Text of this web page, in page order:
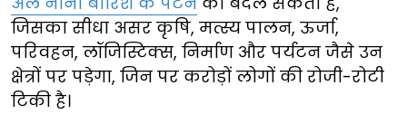
जिसका सीधा असर कृषि, मत्स्य पालन, ऊर्जा,
परिवहन, लॉजिस्टिक्स, निर्माण और पर्यटन जैसे उन
क्षेत्रों पर पड़ेगा, जिन पर करोड़ों लोगों की रोजी-रोटी
टिकी है।